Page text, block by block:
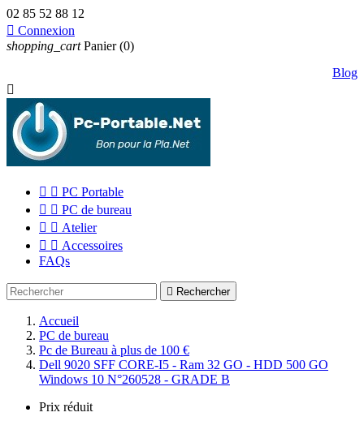
02 85 52 88 12
 Connexion
shopping_cart Panier (0)
Blog

  PC Portable
  PC de bureau
  Atelier
  Accessoires
FAQs
 Rechercher
Accueil
PC de bureau
Pc de Bureau à plus de 100 €
Dell 9020 SFF CORE-I5 - Ram 32 GO - HDD 500 GO
Windows 10 N°260528 - GRADE B
Prix réduit